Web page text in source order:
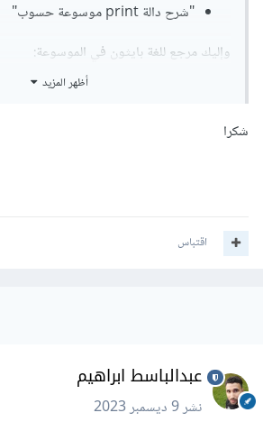
"شرح دالة print موسوعة حسوب"
وإليك مرجع للغة بايثون في الموسوعة:
https://wiki.hsoub.com/Python
أظهر المزيد
شكرا
اقتباس
عبدالباسط ابراهيم
نشر9 ديسمبر 2023